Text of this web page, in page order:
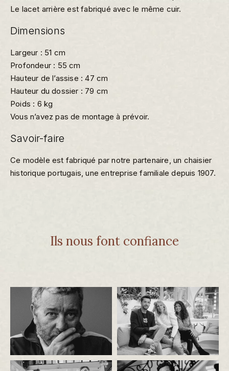
Le lacet arrière est fabriqué avec le même cuir.
Dimensions
Largeur : 51 cm
Profondeur : 55 cm
Hauteur de l’assise : 47 cm
Hauteur du dossier : 79 cm
Poids : 6 kg
Vous n’avez pas de montage à prévoir.
Savoir-faire
Ce modèle est fabriqué par notre partenaire, un chaisier
historique portugais, une entreprise familiale depuis 1907.
Ils nous font confiance